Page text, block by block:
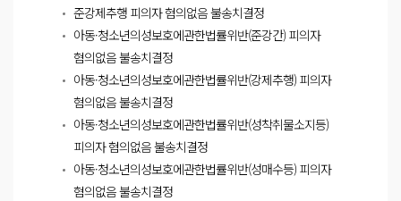
준강제추행 피의자 혐의없음 불송치결정
아동·청소년의성보호에관한법률위반(준강간) 피의자
혐의없음 불송치결정
아동·청소년의성보호에관한법률위반(강제추행) 피의자
혐의없음 불송치결정
아동·청소년의성보호에관한법률위반(성착취물소지등)
피의자 혐의없음 불송치결정
아동·청소년의성보호에관한법률위반(성매수등) 피의자
혐의없음 불송치결정